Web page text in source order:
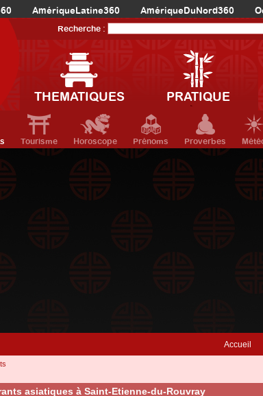
AmériqueLatine360 AmériqueDuNord360
Recherche :
THEMATIQUES PRATIQUE
Tourisme Horoscope Prénoms Proverbes
Accueil
asiatiques à Saint-Etienne-du-Rouvray